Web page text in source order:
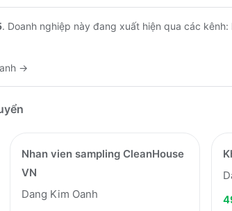
. Doanh nghiệp này đang xuất hiện qua các kênh:
→
Nhan vien sampling CleanHouse
VN
Dang Kim Oanh